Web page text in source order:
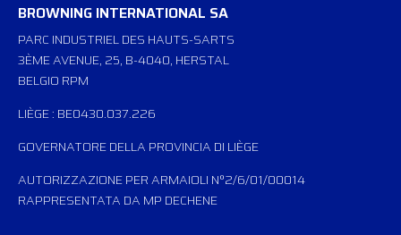
BROWNING INTERNATIONAL SA
PARC INDUSTRIEL DES HAUTS-SARTS
3ÈME AVENUE, 25, B-4040, HERSTAL
BELGIO RPM
LIÈGE : BE0430.037.226
GOVERNATORE DELLA PROVINCIA DI LIÈGE
AUTORIZZAZIONE PER ARMAIOLI N°2/6/01/00014
RAPPRESENTATA DA MP DECHENE